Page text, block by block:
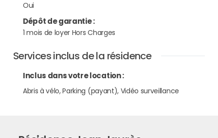
Oui
Dépôt de garantie:
1 mois de loyer Hors Charges
Services inclus de la résidence
Inclus dans votre location :
Abris à vélo, Parking (payant), Vidéo surveillance